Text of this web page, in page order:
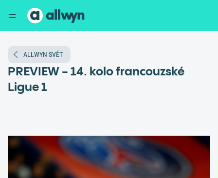
ALLWYN SVĚT
PREVIEW - 14. kolo francouzské
Ligue 1